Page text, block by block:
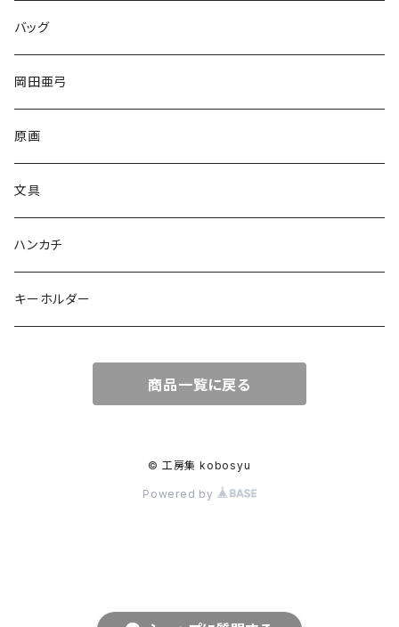
バッグ
岡田亜弓
原画
文具
ハンカチ
キーホルダー
商品一覧に戻る
© 工房集 kobosyu
Powered by